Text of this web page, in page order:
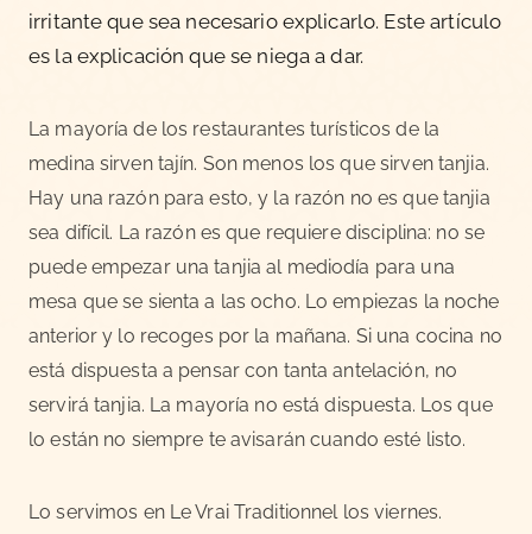
irritante que sea necesario explicarlo. Este artículo
es la explicación que se niega a dar.
La mayoría de los restaurantes turísticos de la
medina sirven tajín. Son menos los que sirven tanjia.
Hay una razón para esto, y la razón no es que tanjia
sea difícil. La razón es que requiere disciplina: no se
puede empezar una tanjia al mediodía para una
mesa que se sienta a las ocho. Lo empiezas la noche
anterior y lo recoges por la mañana. Si una cocina no
está dispuesta a pensar con tanta antelación, no
servirá tanjia. La mayoría no está dispuesta. Los que
lo están no siempre te avisarán cuando esté listo.
Lo servimos en Le Vrai Traditionnel los viernes.